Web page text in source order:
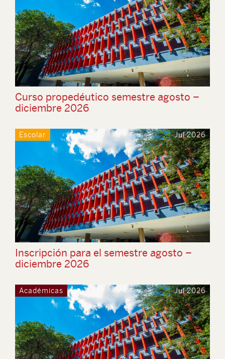
Curso propedéutico semestre agosto –
diciembre 2026
Escolar Jul 2026
Inscripción para el semestre agosto –
diciembre 2026
Académicas Jul 2026